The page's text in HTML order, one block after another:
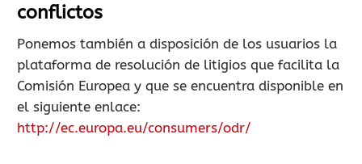
conflictos
Ponemos también a disposición de los usuarios la
plataforma de resolución de litigios que facilita la
Comisión Europea y que se encuentra disponible en
el siguiente enlace:
http://ec.europa.eu/consumers/odr/